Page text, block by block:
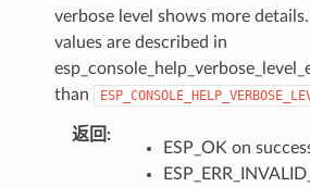
verbose level shows more details.
values are described in
than
返回 :
ESP_OK on